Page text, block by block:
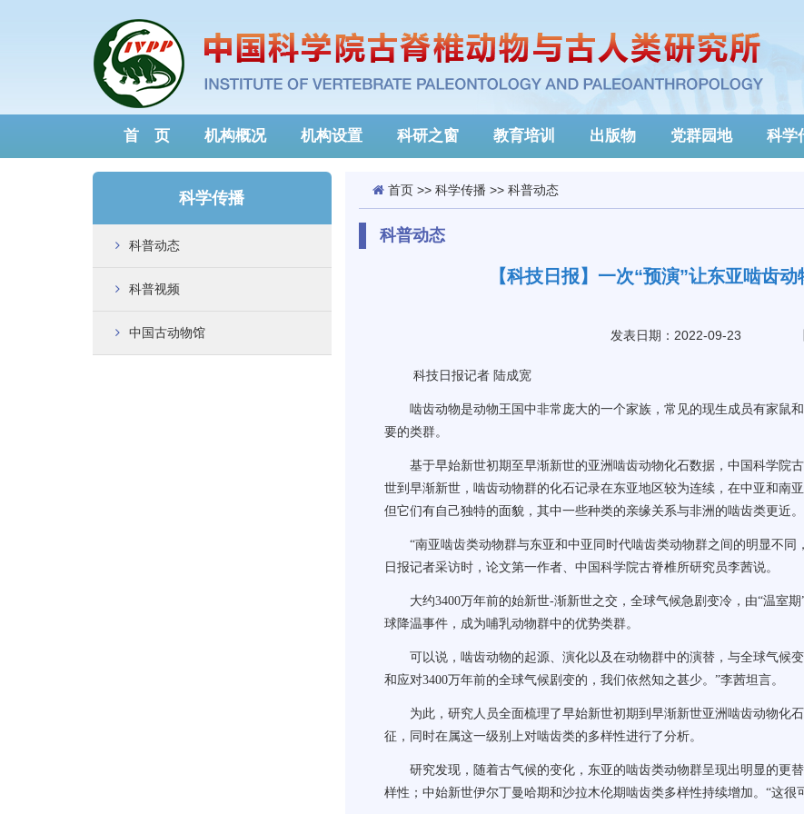
首 页 机构概况 机构设置 科研之窗 教育培训 出版物 党群园地 科学
科学传播
科普动态
科普视频
中国古动物馆
首页>> 科学传播 >> 科普动态
科普动态
【科技日报】一次“预演”让东亚啮齿
发表日期：2022-09-23
科技日报记者 陆成宽
啮齿动物是动物王国中非常庞大的一个家族，常见的现生成员有家鼠
要的类群。
基于早始新世初期至早渐新世的亚洲啮齿动物化石数据，中国科学院
世到早渐新世，啮齿动物群的化石记录在东亚地区较为连续，在中亚和南
但它们有自己独特的面貌，其中一些种类的亲缘关系与非洲的啮齿类更近
“南亚啮齿类动物群与东亚和中亚同时代啮齿类动物群之间的明显不同
日报记者采访时，论文第一作者、中国科学院古脊椎所研究员李茜说。
大约3400万年前的始新世-渐新世之交，全球气候急剧变冷，由“温室期
球降温事件，成为哺乳动物群中的优势类群。
可以说，啮齿动物的起源、演化以及在动物群中的演替，与全球气候
和应对3400万年前的全球气候剧变的，我们依然知之甚少。”李茜坦言。
为此，研究人员全面梳理了早始新世初期到早渐新世亚洲啮齿动物化
征，同时在属这一级别上对啮齿类的多样性进行了分析。
研究发现，随着古气候的变化，东亚的啮齿类动物群呈现出明显的更
样性；中始新世伊尔丁曼哈期和沙拉木伦期啮齿类多样性持续增加。“这很